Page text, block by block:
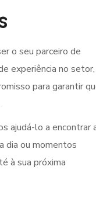
o seu parceiro de
experiência no setor,
para garantir
ajudá-lo a encontrar
dia ou momentos
à sua próxima